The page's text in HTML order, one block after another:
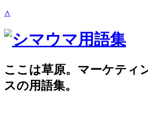
∧
ここは草原。マーケティ
スの用語集。